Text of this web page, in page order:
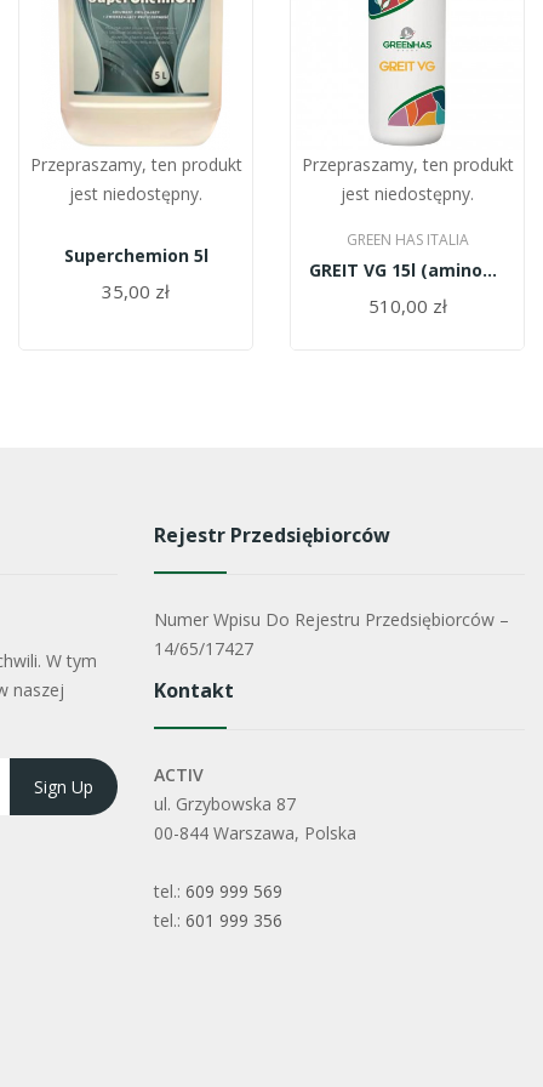
Przepraszamy, ten produkt
jest niedostępny.
Superchemion 5l
35,00 zł
Przepraszamy, ten produkt
jest niedostępny.
GREEN HAS ITALIA
GREIT VG 15l (aminokwasy roślinne)
510,00 zł
W tym
naszej
Rejestr Przedsiębiorców
Numer Wpisu Do Rejestru Przedsiębiorców –
14/65/17427
Kontakt
ACTIV
ul. Grzybowska 87
00-844 Warszawa, Polska
tel.: 609 999 569
tel.: 601 999 356